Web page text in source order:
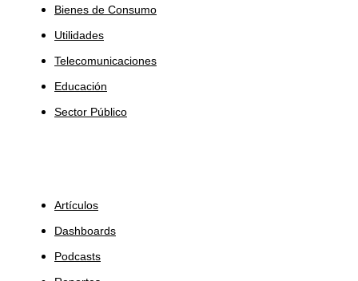
Bienes de Consumo
Utilidades
Telecomunicaciones
Educación
Sector Público
Artículos
Dashboards
Podcasts